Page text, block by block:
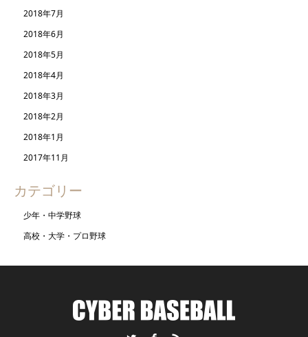
2018年7月
2018年6月
2018年5月
2018年4月
2018年3月
2018年2月
2018年1月
2017年11月
カテゴリー
少年・中学野球
高校・大学・プロ野球